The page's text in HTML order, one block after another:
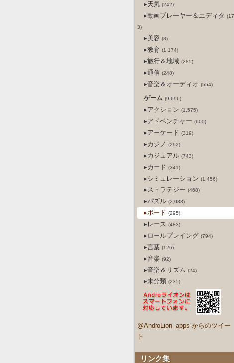
▸天気 (242)
▸動画プレーヤー＆エディタ (17
3)
▸美容 (8)
▸教育 (1,174)
▸旅行＆地域 (285)
▸通信 (248)
▸音楽＆オーディオ (554)
ゲーム (9,696)
▸アクション (1,575)
▸アドベンチャー (600)
▸アーケード (319)
▸カジノ (292)
▸カジュアル (743)
▸カード (341)
▸シミュレーション (1,456)
▸ストラテジー (468)
▸パズル (2,088)
▸ボード (295)
▸レース (483)
▸ロールプレイング (794)
▸言葉 (126)
▸音楽 (92)
▸音楽＆リズム (24)
▸未分類 (235)
@AndroLion_apps からのツイー
ト
リンク集